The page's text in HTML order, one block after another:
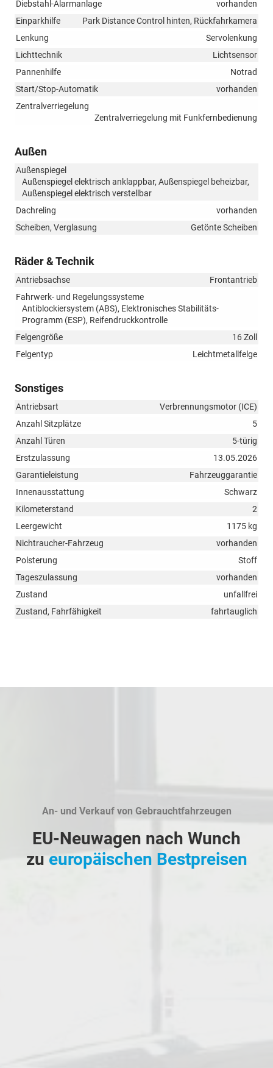
Diebstahl-Alarmanlage
vorhanden
Einparkhilfe
Park Distance Control hinten, Rückfahrkamera
Lenkung
Servolenkung
Lichttechnik
Lichtsensor
Pannenhilfe
Notrad
Start/Stop-Automatik
vorhanden
Zentralverriegelung
Zentralverriegelung mit Funkfernbedienung
Außen
Außenspiegel
Außenspiegel elektrisch anklappbar, Außenspiegel beheizbar,
Außenspiegel elektrisch verstellbar
Dachreling
vorhanden
Scheiben, Verglasung
Getönte Scheiben
Räder & Technik
Antriebsachse
Frontantrieb
Fahrwerk- und Regelungssysteme
Antiblockiersystem (ABS), Elektronisches Stabilitäts-
Programm (ESP), Reifendruckkontrolle
Felgengröße
16 Zoll
Felgentyp
Leichtmetallfelge
Sonstiges
Antriebsart
Verbrennungsmotor (ICE)
Anzahl Sitzplätze
5
Anzahl Türen
5-türig
Erstzulassung
13.05.2026
Garantieleistung
Fahrzeuggarantie
Innenausstattung
Schwarz
Kilometerstand
2
Leergewicht
1175 kg
Nichtraucher-Fahrzeug
vorhanden
Polsterung
Stoff
Tageszulassung
vorhanden
Zustand
unfallfrei
Zustand, Fahrfähigkeit
fahrtauglich
An- und Verkauf von Gebrauchtfahrzeugen
EU-Neuwagen nach Wunch
zu europäischen Bestpreisen